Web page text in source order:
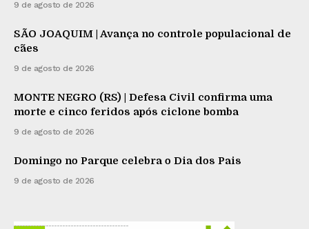
9 de agosto de 2026
SÃO JOAQUIM | Avança no controle populacional de
cães
9 de agosto de 2026
MONTE NEGRO (RS) | Defesa Civil confirma uma
morte e cinco feridos após ciclone bomba
9 de agosto de 2026
Domingo no Parque celebra o Dia dos Pais
9 de agosto de 2026